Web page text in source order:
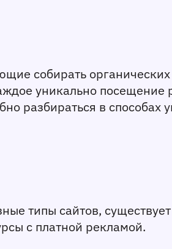
собирать органических
уникально посещение
разбираться в способах
типы сайтов,
с платной рекламой.